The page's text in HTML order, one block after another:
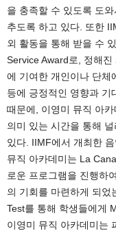
을 충족할 수 있도록 도
추도록 하고 있다. 또한
외 활동을 통해 받을 수
Service Award로, 정해
에 기여한 개인이나 단체
등에 긍정적인 영향과 기
때문에, 이영미 뮤직 아
의미 있는 시간을 통해
있다. IIMF에서 개최한
뮤직 아카데미는 La
로운 프로그램을 진행하
의 기회를 마련하게 되
Test를 통해 학생들에게
이영미 뮤직 아카데미는